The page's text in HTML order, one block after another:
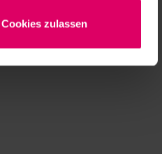
Cookies zulassen